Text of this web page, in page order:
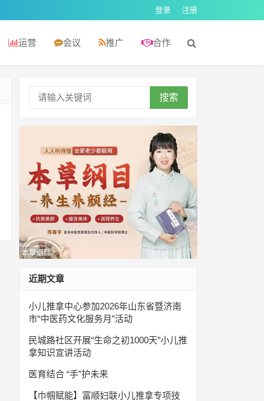
登录 注册
运营 会议 推广 合作
搜索
本草纲目
近期文章
小儿推拿中心参加2026年山东省暨济南
市“中医药文化服务月”活动
民城路社区开展“生命之初1000天”小儿推
拿知识宣讲活动
医育结合 “手”护未来
【巾帼赋能】富顺妇联小儿推拿专项技